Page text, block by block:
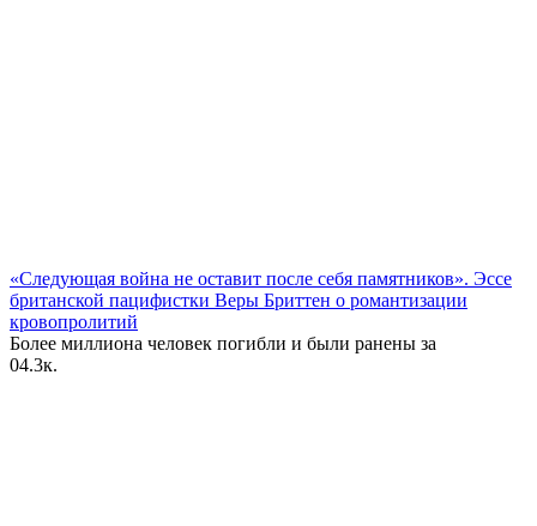
«Следующая война не оставит после себя памятников». Эссе
британской пацифистки Веры Бриттен о романтизации
кровопролитий
Более миллиона человек погибли и были ранены за
04.3к.